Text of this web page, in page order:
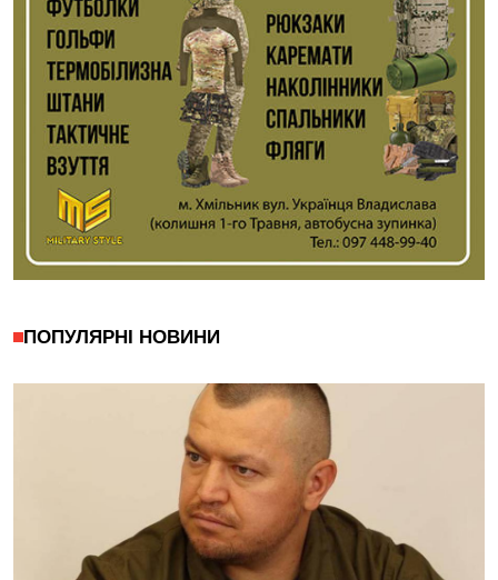
ПОПУЛЯРНІ НОВИНИ